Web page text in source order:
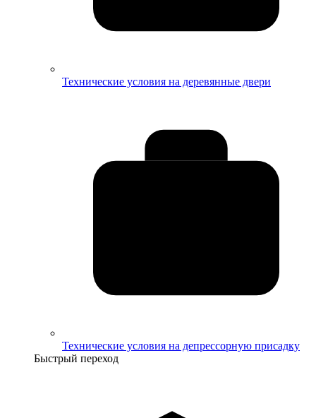
Технические условия на деревянные двери
Технические условия на депрессорную присадку
Быстрый переход